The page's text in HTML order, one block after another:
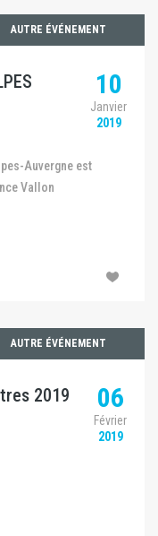
AUTRE ÉVÉNEMENT
10
Janvier
2019
Vallon
AUTRE ÉVÉNEMENT
2019 06
Février
2019